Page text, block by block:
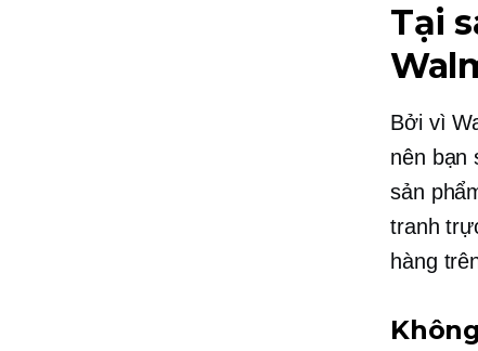
Tại
Bởi vì
nên bạn
sản
tranh
hàng